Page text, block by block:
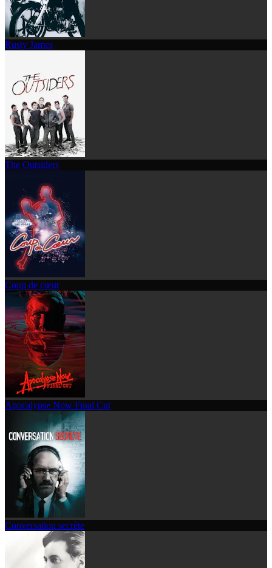
Rusty James
The Outsiders
Coup de cœur
Apocalypse Now Final Cut
Conversation secrète